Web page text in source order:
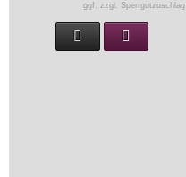
ggf. zzgl. Sperrgutzuschlag